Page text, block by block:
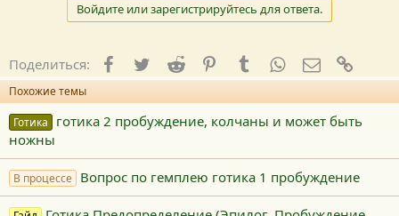
Войдите или зарегистрируйтесь для ответа.
Поделиться: Facebook
TwitterReddit PinterestTumblrWhatsApp
E-mail
Похожие темы
Готика
готика 2 пробуждение, колчаны и может быть
ножны
В процессе Вопрос по гемплею готика 1 пробуждение